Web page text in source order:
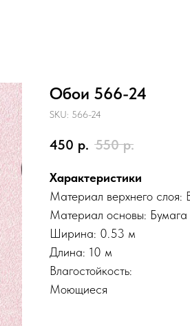
Обои 566-24
SKU: 566-24
450 р. 550 р.
Характеристики
Материал верхнего слоя:
Материал основы: Бумага
Ширина: 0.53 м
Длина: 10 м
Влагостойкость:
Моющиеся